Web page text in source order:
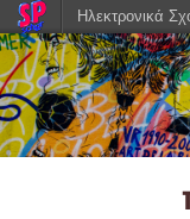
Ηλεκτρονικά